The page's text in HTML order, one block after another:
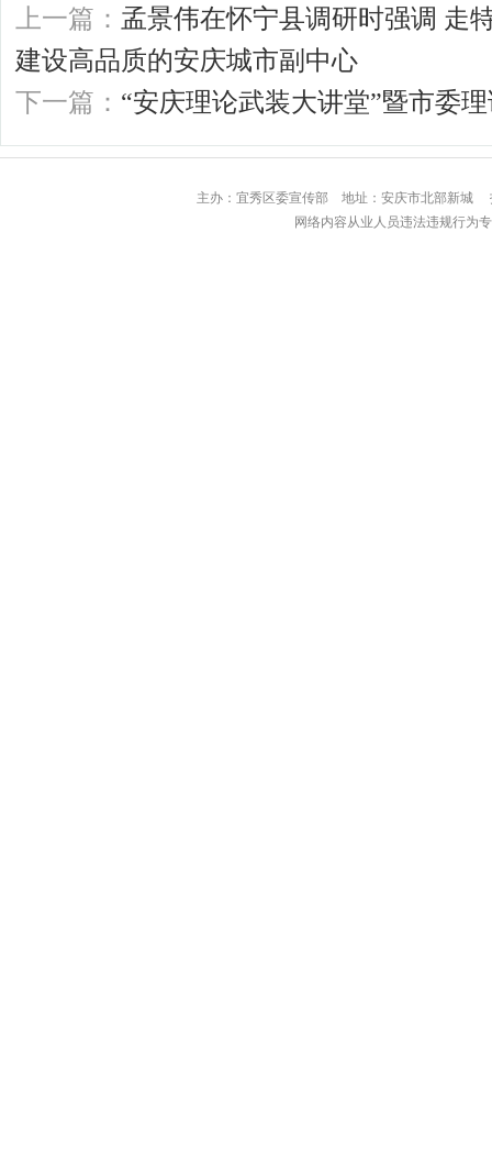
上一篇： 孟景伟在怀宁县调研时强调 走
建设高品质的安庆城市副中心
下一篇： “安庆理论武装大讲堂”暨市委
主办：宜秀区委宣传部 地址：安庆市北
网络内容从业人员违法违规行